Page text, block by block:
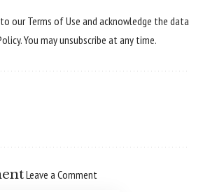
to ourTerms of Use and acknowledge the data
. You may unsubscribe at any time.
Leave a Comment